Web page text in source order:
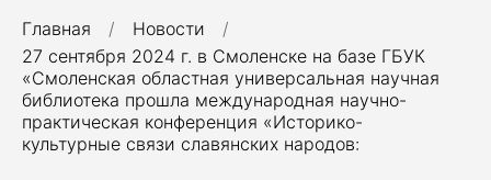
Главная
Новости
27 сентября 2024 г. в Смоленске на базе ГБУК
«Смоленская областная универсальная научная
библиотека прошла международная научно-
практическая конференция «Историко-
культурные связи славянских народов: